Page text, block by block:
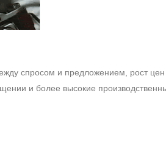
спросом и предложением, рост
и более высокие